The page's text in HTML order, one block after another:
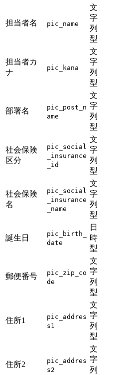
担当者名 pic_name
文
字
列
型
担当者カ
ナ
pic_kana
文
字
列
型
部署名
pic_post_n
ame
文
字
列
型
社会保険
区分
pic_social
_insurance
_id
文
字
列
型
社会保険
名
pic_social
_insurance
_name
文
字
列
型
誕生日
pic_birth_
date
日
時
型
郵便番号
pic_zip_co
de
文
字
列
型
住所1
pic_addres
s1
文
字
列
型
住所2
pic_addres
s2
文
字
列